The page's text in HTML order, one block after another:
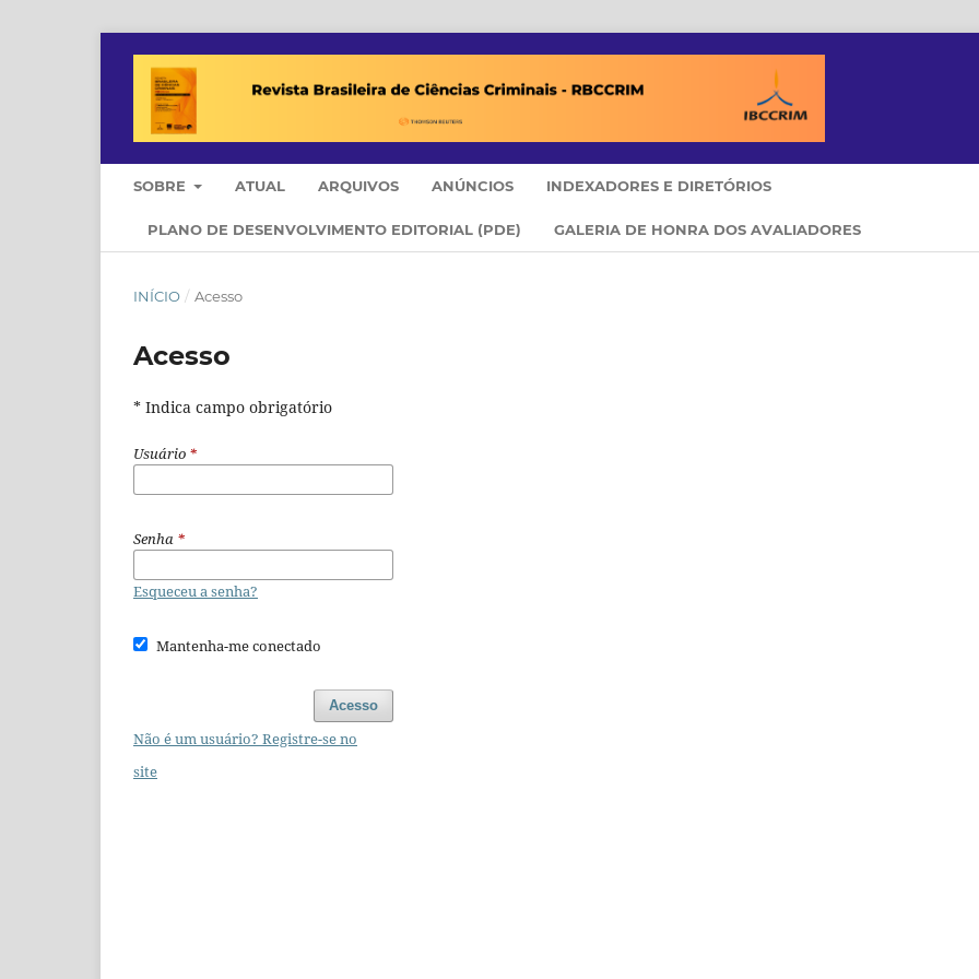
SOBRE ATUAL ARQUIVOS ANÚNCIOS INDEXADORES E DIRETÓRIOS
PLANO DE DESENVOLVIMENTO EDITORIAL (PDE) GALERIA DE HONRA DOS AVALIADORES
INÍCIO / Acesso
Acesso
* Indica campo obrigatório
Usuário *
Senha *
Esqueceu a senha?
Mantenha-me conectado
Acesso
Não é um usuário? Registre-se no
site